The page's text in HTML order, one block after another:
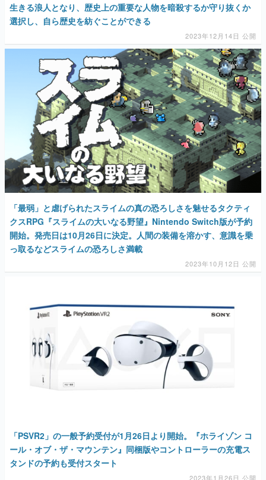
生きる浪人となり、歴史上の重要な人物を暗殺するか守り抜くか
選択し、自ら歴史を紡ぐことができる
2023年12月14日 公開
「最弱」と虐げられたスライムの真の恐ろしさを魅せるタクティ
クスRPG『スライムの大いなる野望』Nintendo Switch版が予約
開始。発売日は10月26日に決定。人間の装備を溶かす、意識を乗
っ取るなどスライムの恐ろしさ満載
2023年10月12日 公開
「PSVR2」の一般予約受付が1月26日より開始。『ホライゾン コ
ール・オブ・ザ・マウンテン』同梱版やコントローラーの充電ス
タンドの予約も受付スタート
2023年1月26日 公開